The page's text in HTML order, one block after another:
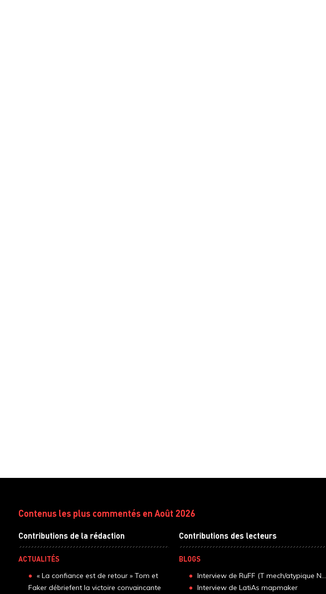
Contenus les plus commentés en Août 2026
Contributions de la rédaction
ACTUALITÉS
« La confiance est de retour » Tom et
Faker débriefent la victoire convaincante
Contributions des lecteurs
BLOGS
Interview de RuFF (T mech/atypique N...
Interview de LatiAs mapmaker